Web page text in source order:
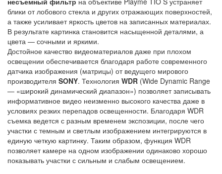
блики от лобового стекла и других отражающих поверхностей,
а также усиливает яркость цветов на записанных материалах.
В результате картинка становится насыщенной деталями, а
цвета — сочными и яркими.
Достойное качество видеоматериалов даже при плохом
освещении обеспечивается благодаря работе современного
датчика изображения (матрицы) от ведущего мирового
производителя SONY. Технология WDR (Wide Dynamic Range
— «широкий динамический диапазон») позволяет записывать
информативное видео неизменно высокого качества даже в
условиях резких перепадов освещенности. Благодаря WDR
съемка ведется с разным временем экспозиции, после чего
участки с темным и светлым изображением интегрируются в
единую четкую картинку. Таким образом, функция WDR
позволяет камере на одном изображении одинаково хорошо
показывать участки с сильным и слабым освещением.